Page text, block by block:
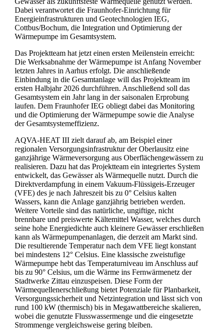
Dabei verantwortet die Fraunhofer-Einrichtung für
Energieinfrastrukturen und Geotechnologien IEG,
Cottbus/Bochum, die Integration und Optimierung der
Wärmepumpe im Gesamtsystem.
Das Projektteam hat jetzt einen ersten Meilenstein erreicht:
Die Werksabnahme der Wärmepumpe ist Anfang November
letzten Jahres in Aarhus erfolgt. Die anschließende
Einbindung in die Gesamtanlage will das Projektteam im
ersten Halbjahr 2026 durchführen. Anschließend soll das
Gesamtsystem ein Jahr lang in der saisonalen Erprobung
laufen. Dem Fraunhofer IEG obliegt dabei das Monitoring
und die Optimierung der Wärmepumpe sowie die Analyse
der Gesamtsystemeffizienz.
AQVA-HEAT III zielt darauf ab, am Beispiel einer
regionalen Versorgungsinfrastruktur der Oberlausitz eine
ganzjährige Wärmeversorgung aus Oberflächengewässern zu
realisieren. Dazu hat das Projektteam ein integriertes System
entwickelt, das Gewässer als Wärmequelle nutzt. Durch die
Direktverdampfung in einem Vakuum-Flüssigeis-Erzeuger
(VFE) des je nach Jahreszeit bis zu 0° Celsius kalten
Wassers, kann die Anlage ganzjährig betrieben werden.
Weitere Vorteile sind das natürliche, ungiftige, nicht
brennbare und preiswerte Kältemittel Wasser, welches durch
seine hohe Energiedichte auch kleinere Gewässer erschließen
kann als Wärmepumpenanlagen, die derzeit am Markt sind.
Die resultierende Temperatur nach dem VFE liegt konstant
bei mindestens 12° Celsius. Eine klassische zweistufige
Wärmepumpe hebt das Temperaturniveau im Anschluss auf
bis zu 90° Celsius, um die Wärme ins Fernwärmenetz der
Stadtwerke Zittau einzuspeisen. Diese Form der
Wärmequellenerschließung bietet Potenziale für Planbarkeit,
Versorgungssicherheit und Netzintegration und lässt sich von
rund 100 kW (thermisch) bis in Megawattbereiche skalieren,
wobei die genutzte Flusswassermenge und die eingesetzte
Strommenge vergleichsweise gering bleiben.